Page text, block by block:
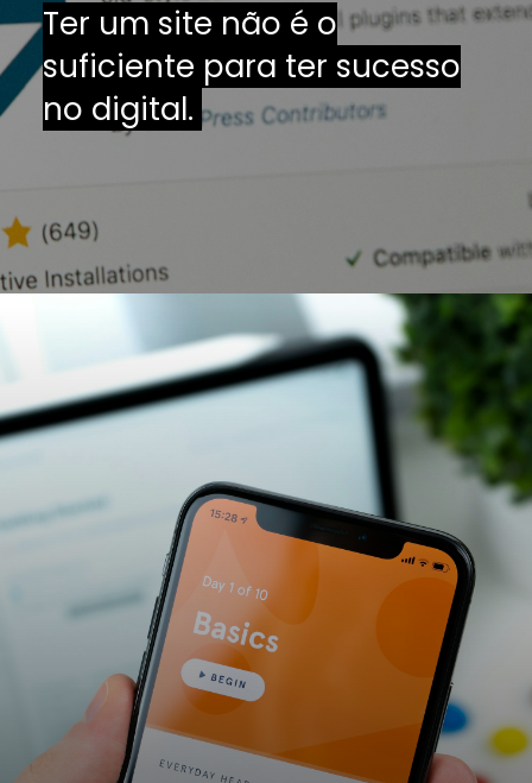
Ter um site não é o
suficiente para ter sucesso
no digital.